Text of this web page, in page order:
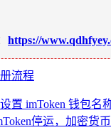
https://
流程
置 imToken 钱包名
停运，加密货